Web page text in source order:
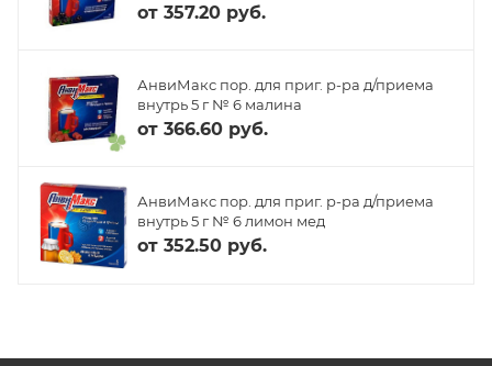
от 357.20 руб.
АнвиМакс пор. для приг. р-ра д/приема
внутрь 5 г № 6 малина
от 366.60 руб.
АнвиМакс пор. для приг. р-ра д/приема
внутрь 5 г № 6 лимон мед
от 352.50 руб.